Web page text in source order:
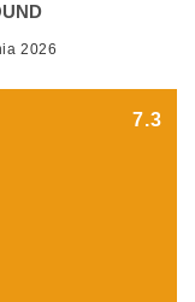
2026
7.3